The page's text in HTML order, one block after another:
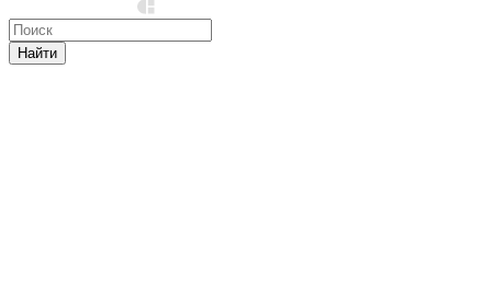
Найти